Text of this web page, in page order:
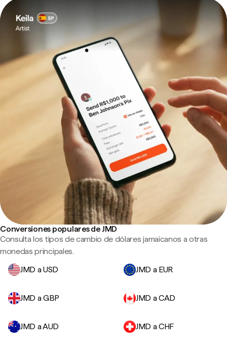
Conversiones populares de JMD
Consulta los tipos de cambio de dólares jamaicanos a otras
monedas principales.
JMD a USD
JMD a EUR
JMD a GBP JMD a CAD
JMD a AUD JMD a CHF